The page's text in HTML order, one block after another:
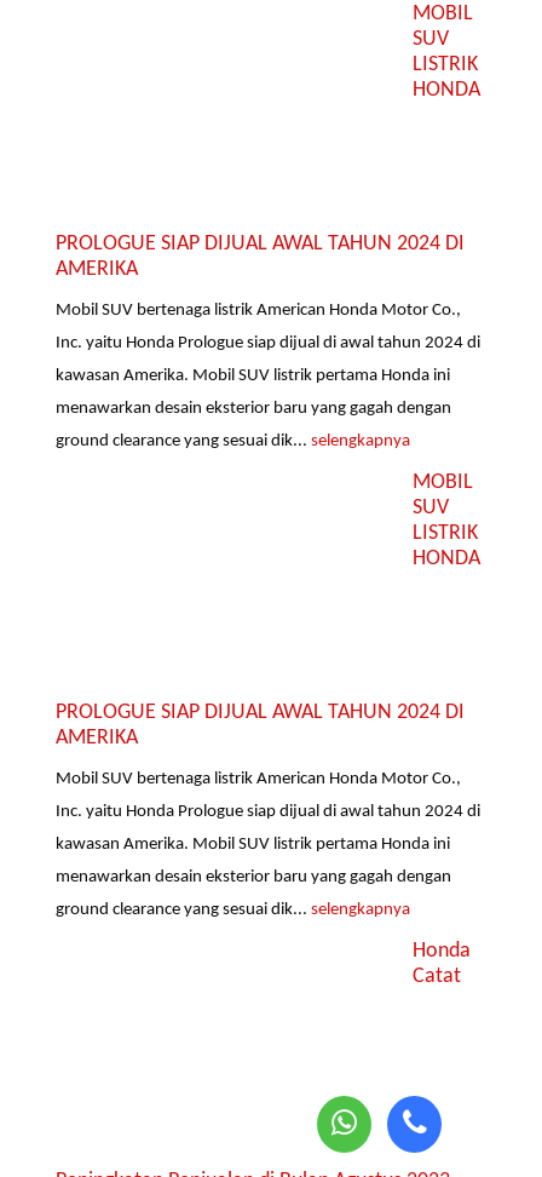
MOBIL
SUV
LISTRIK
HONDA
PROLOGUE SIAP DIJUAL AWAL TAHUN 2024 DI
AMERIKA
Mobil SUV bertenaga listrik American Honda Motor Co.,
Inc. yaitu Honda Prologue siap dijual di awal tahun 2024 di
kawasan Amerika. Mobil SUV listrik pertama Honda ini
menawarkan desain eksterior baru yang gagah dengan
ground clearance yang sesuai dik...selengkapnya
MOBIL
SUV
LISTRIK
HONDA
PROLOGUE SIAP DIJUAL AWAL TAHUN 2024 DI
AMERIKA
Mobil SUV bertenaga listrik American Honda Motor Co.,
Inc. yaitu Honda Prologue siap dijual di awal tahun 2024 di
kawasan Amerika. Mobil SUV listrik pertama Honda ini
menawarkan desain eksterior baru yang gagah dengan
ground clearance yang sesuai dik...selengkapnya
Honda
Catat